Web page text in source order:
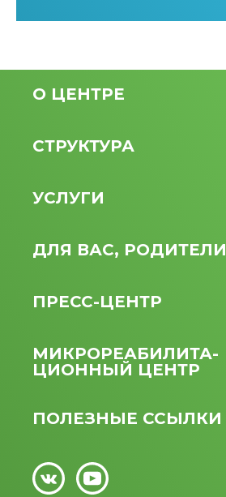
О ЦЕНТРЕ
СТРУКТУРА
УСЛУГИ
ДЛЯ ВАС, РОДИТЕЛИ
ПРЕСС-ЦЕНТР
МИКРО­РЕАБИЛИТА­
ЦИОННЫЙ ЦЕНТР
ПОЛЕЗНЫЕ ССЫЛКИ